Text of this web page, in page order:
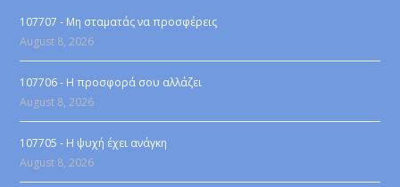
107707 - Μη σταματάς να προσφέρεις
August 8, 2026
107706 - Η προσφορά σου αλλάζει
August 8, 2026
107705 - Η ψυχή έχει ανάγκη
August 8, 2026